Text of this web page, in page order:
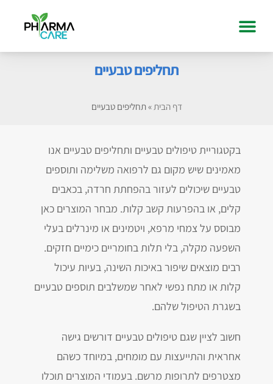
תחליפים טבעיים
דף הבית »תחליפים טבעיים
בקטגוריית טיפולים טבעיים ותחליפים טבעיים אנו
מאמינים שיש מקום גם לרפואה משלימה ותוספים
טבעיים שיכולים לעזור בהפחתת חרדה, בכאבים
קלים, או בהפרעות קשב קלות. מבחר המוצרים כאן
מבוסס על צמחי מרפא, ויטמינים או מינרלים בעלי
השפעה מקלה, בלי תלות בחומריים כימיים חזקים.
רבים מוצאים שיפור באיכות השינה, בעיות עיכול
קלות או מתח נפשי לאחר שמשלבים תוספים טבעיים
בשגרת הטיפול שלהם.
חשוב לציין שגם טיפולים טבעיים דורשים גישה
אחראית והתייעצות עם מומחים, במיוחד כשהם
מצטרפים לתרופות מרשם. בעמודי המוצרים תוכלו